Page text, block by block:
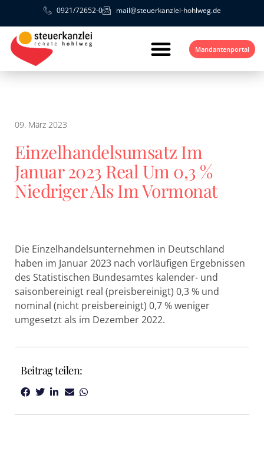
0921/72652-0 mail@steuerkanzlei-hohlweg.de
Mandantenportal
09. März 2023
Einzelhandelsumsatz Im
Januar 2023 Real Um 0,3 %
Niedriger Als Im Vormonat
Die Einzelhandelsunternehmen in Deutschland
haben im Januar 2023 nach vorläufigen Ergebnissen
des Statistischen Bundesamtes kalender- und
saisonbereinigt real (preisbereinigt) 0,3 % und
nominal (nicht preisbereinigt) 0,7 % weniger
umgesetzt als im Dezember 2022.
Beitrag teilen: